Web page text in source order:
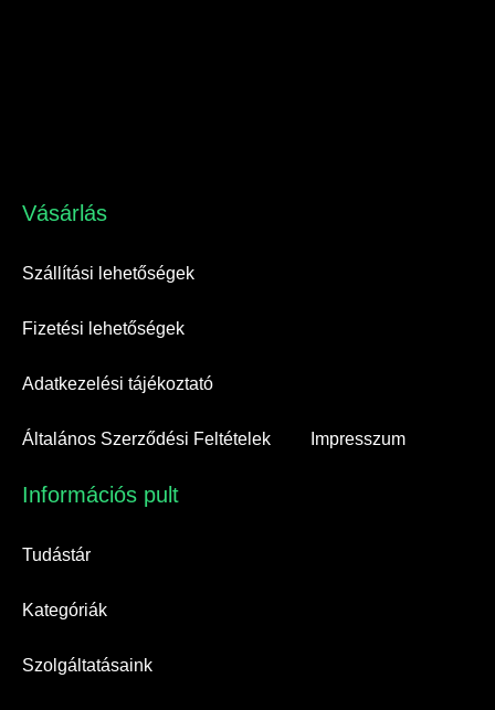
Vásárlás​
Szállítási lehetőségek
Fizetési lehetőségek
Adatkezelési tájékoztató
Általános Szerződési Feltételek Impresszum
Információs pult​
Tudástár
Kategóriák
Szolgáltatásaink